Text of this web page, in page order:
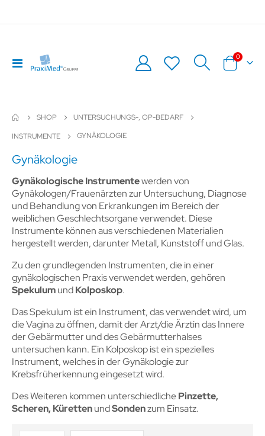
Navigation
umschalten
Warenkorb
0Artikel
SHOP
UNTERSUCHUNGS-, OP-BEDARF
INSTRUMENTE
GYNÄKOLOGIE
Gynäkologie
Gynäkologische Instrumentewerden von
Gynäkologen/Frauenärzten zur Untersuchung, Diagnose
und Behandlung von Erkrankungen im Bereich der
weiblichen Geschlechtsorgane verwendet. Diese
Instrumente können aus verschiedenen Materialien
hergestellt werden, darunter Metall, Kunststoff und Glas.
Zu den grundlegenden Instrumenten, die in einer
gynäkologischen Praxis verwendet werden, gehören
SpekulumundKolposkop.
Das Spekulum ist ein Instrument, das verwendet wird, um
die Vagina zu öffnen, damit der Arzt/die Ärztin das Innere
der Gebärmutter und des Gebärmutterhalses
untersuchen kann. Ein Kolposkop ist ein spezielles
Instrument, welches in der Gynäkologie zur
Krebsfrüherkennung eingesetzt wird.
Des Weiteren kommen unterschiedlichePinzette,
Scheren, KürettenundSondenzum Einsatz.